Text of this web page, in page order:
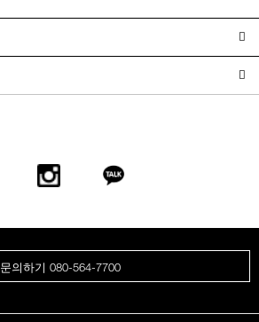
문의하기 080-564-7700